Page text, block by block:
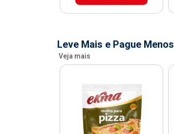
Leve Mais e Pague Menos
Veja mais